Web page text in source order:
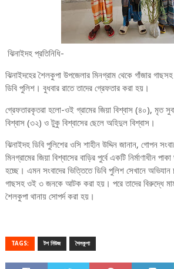
ঝিনাইদহ প্রতিনিধি-
ঝিনাইদহের শৈলকুপা উপজেলার মিনগ্রাম থেকে গাঁজার
ডিবি পুলিশ। বুধবার রাতে তাদের গ্রেফতার করা হয়।
গ্রেফতারকৃতরা হলো-ওই গ্রামের জিয়া বিশ্বাস (৪০), মৃত
বিশ্বাস (৩২) ও টুকু বিশ্বাসের ছেলে অহিদুল বিশ্বাস।
ঝিনাইদহ ডিবি পুলিশের ওসি শাহীন উদ্দিন জানান, গোপন
মিনগ্রামের জিয়া বিশ্বাসের বাড়ির পুর্বে একটি নির্মাণাধীন
হচ্ছে। এমন সংবাদের ভিত্তিতে ডিবি পুলিশ সেখানে
গাছসহ ওই ৩ জনকে আটক করা হয়। পরে তাদের বিরুদ্ধে
শৈলকুপা থানায় সোপর্দ করা হয়।
TAGS: টপ নিউজ শৈলকুপা